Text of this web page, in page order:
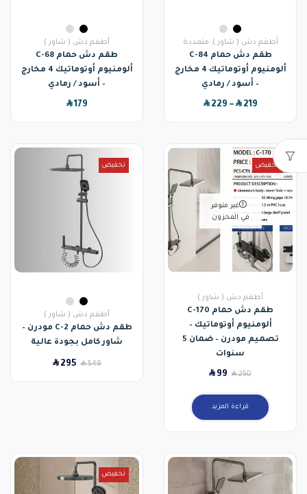
أطقم دش ( شاور ), متعددة
طقم دش حمام C-84
ألومنيوم أوتوماتيك 4 مخارج
– أسود / رمادي
SAR219
–
SAR229
أطقم دش ( شاور )
طقم دش حمام C-68
ألومنيوم أوتوماتيك 4 مخارج
– أسود / رمادي
SAR179
تخفيض
غير متوفر
في المخزون
أطقم دش ( شاور )
طقم دش حمام C-170
ألومنيوم أوتوماتيك –
تصميم مودرن – ضمان 5
سنوات
SAR250
SAR99
قراءة المزيد
تخفيض
أطقم دش ( شاور )
طقم دش حمام C-2 مودرن –
شاور كامل بجودة عالية
SAR549
SAR295
تخفيض